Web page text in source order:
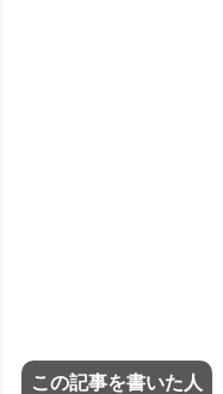
この記事を書いた人